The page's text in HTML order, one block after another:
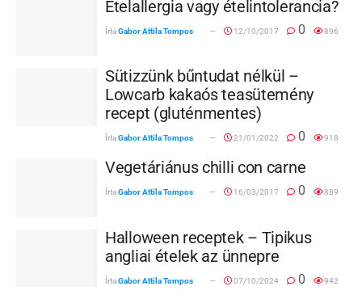
Ételallergia vagy ételintolerancia?
ÍrtaGabor Attila Tompos 12/10/2017 0 896
Sütizzünk bűntudat nélkül –
Lowcarb kakaós teasütemény
recept (gluténmentes)
ÍrtaGabor Attila Tompos 21/01/2022 0 918
Vegetáriánus chilli con carne
ÍrtaGabor Attila Tompos 16/03/2017 0 889
Halloween receptek – Tipikus
angliai ételek az ünnepre
ÍrtaGabor Attila Tompos 07/10/2024 0 942